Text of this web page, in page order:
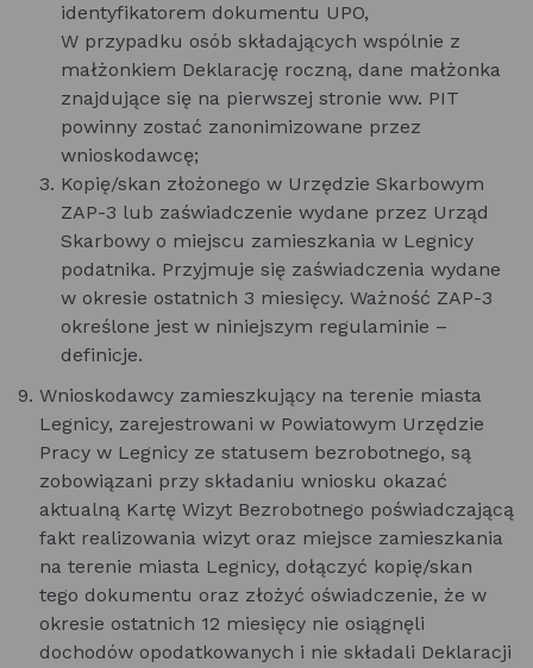
identyfikatorem dokumentu UPO,
W przypadku osób składających wspólnie z
małżonkiem Deklarację roczną, dane małżonka
znajdujące się na pierwszej stronie ww. PIT
powinny zostać zanonimizowane przez
wnioskodawcę;
Kopię/skan złożonego w Urzędzie Skarbowym
ZAP-3 lub zaświadczenie wydane przez Urząd
Skarbowy o miejscu zamieszkania w Legnicy
podatnika. Przyjmuje się zaświadczenia wydane
w okresie ostatnich 3 miesięcy. Ważność ZAP-3
określone jest w niniejszym regulaminie –
definicje.
Wnioskodawcy zamieszkujący na terenie miasta
Legnicy, zarejestrowani w Powiatowym Urzędzie
Pracy w Legnicy ze statusem bezrobotnego, są
zobowiązani przy składaniu wniosku okazać
aktualną Kartę Wizyt Bezrobotnego poświadczającą
fakt realizowania wizyt oraz miejsce zamieszkania
na terenie miasta Legnicy, dołączyć kopię/skan
tego dokumentu oraz złożyć oświadczenie, że w
okresie ostatnich 12 miesięcy nie osiągnęli
dochodów opodatkowanych i nie składali Deklaracji